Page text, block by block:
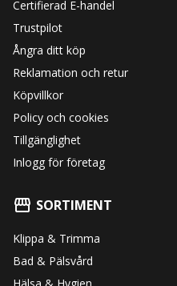
Certifierad E-handel
Trustpilot
Ångra ditt köp
Reklamation och retur
Köpvillkor
Policy och cookies
Tillgänglighet
Inlogg för företag
SORTIMENT
Klippa & Trimma
Bad & Pälsvård